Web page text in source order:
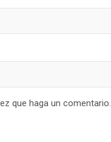
que haga un comentario.